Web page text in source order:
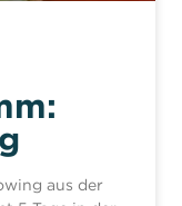
aus der